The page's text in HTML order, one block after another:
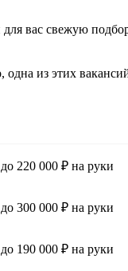
вас свежую
из этих вакансий
220 000 ₽ на руки
300 000 ₽ на руки
190 000 ₽ на руки